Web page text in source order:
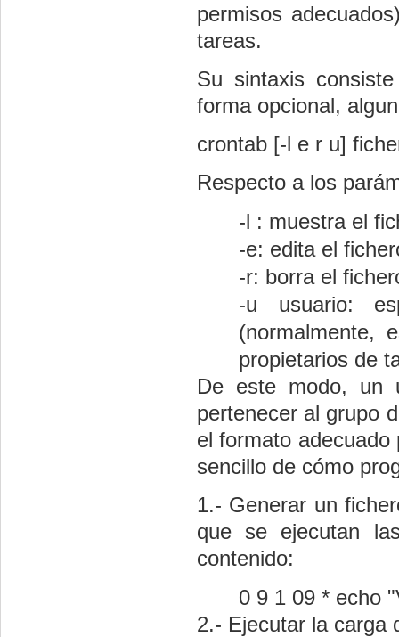
permisos
tareas.
Su sintaxis
forma opcional,
crontab [-l e r u]
Respecto a los
-l : muestra el
-e: edita el
-r: borra el
-u usuario:
(normalmente,
propietarios de
De este modo, un
pertenecer al grupo
el formato
sencillo de cómo
1.- Generar un
que se ejecutan
contenido:
0 9 1 09 * echo
2.- Ejecutar la carga